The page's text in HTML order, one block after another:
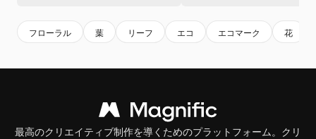
フローラル 葉 リーフ エコ エコマーク 花
最高のクリエイティブ制作を導くためのプラットフォーム。クリ